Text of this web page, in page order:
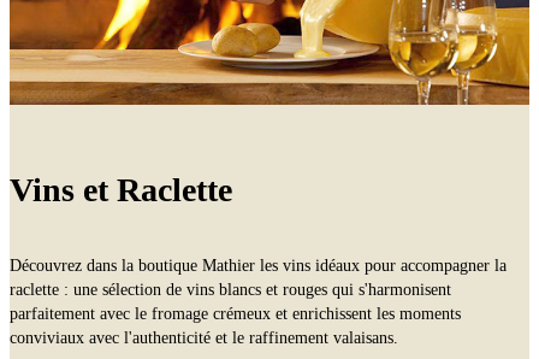
Vins et Raclette
Découvrez dans la boutique Mathier les vins idéaux pour accompagner la
raclette : une sélection de vins blancs et rouges qui s'harmonisent
parfaitement avec le fromage crémeux et enrichissent les moments
conviviaux avec l'authenticité et le raffinement valaisans.